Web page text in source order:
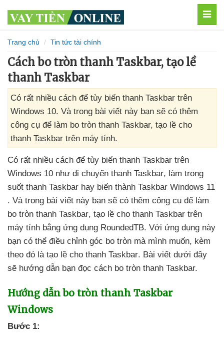
Trang chủ Tin tức tài chính
Cách bo tròn thanh Taskbar, tạo lề
thanh Taskbar
Có rất nhiều cách để tùy biến thanh Taskbar trên
Windows 10. Và trong bài viết này bạn sẽ có thêm
công cụ để làm bo tròn thanh Taskbar, tạo lề cho
thanh Taskbar trên máy tính.
Có rất nhiều cách để tùy biến thanh Taskbar trên
Windows 10 như di chuyển thanh Taskbar, làm trong
suốt thanh Taskbar hay biến thành Taskbar Windows 11
. Và trong bài viết này bạn sẽ có thêm công cụ để làm
bo tròn thanh Taskbar, tạo lề cho thanh Taskbar trên
máy tính bằng ứng dụng RoundedTB. Với ứng dụng này
bạn có thể điều chỉnh góc bo tròn mà mình muốn, kèm
theo đó là tạo lề cho thanh Taskbar. Bài viết dưới đây
sẽ hướng dẫn bạn đọc cách bo tròn thanh Taskbar.
Hướng dẫn bo tròn thanh Taskbar
Windows
Bước 1: